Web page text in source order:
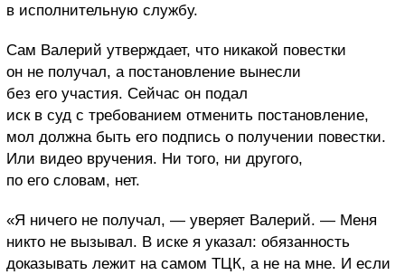
в исполнительную службу.
Сам Валерий утверждает, что никакой повестки
он не получал, а постановление вынесли
без его участия. Сейчас он подал
иск в суд с требованием отменить постановление,
мол должна быть его подпись о получении повестки.
Или видео вручения. Ни того, ни другого,
по его словам, нет.
«Я ничего не получал, — уверяет Валерий. — Меня
никто не вызывал. В иске я указал: обязанность
доказывать лежит на самом ТЦК, а не на мне. И если